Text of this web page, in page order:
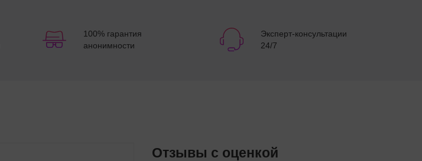
100% гарантия
анонимности
Эксперт-консультации
24/7
Отзывы с оценкой